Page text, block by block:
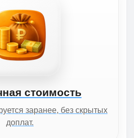
стоимость
заранее, без скрытых
доплат.